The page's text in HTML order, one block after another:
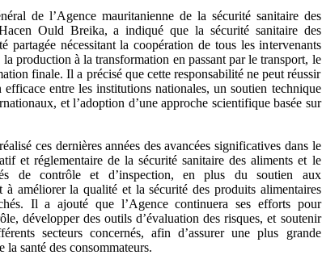
de l’Agence mauritanienne de la sécurité sanitaire des
Ould Breika, a indiqué que la sécurité sanitaire des
partagée nécessitant la coopération de tous les intervenants
production à la transformation en passant par le transport, le
finale. Il a précisé que cette responsabilité ne peut réussir
efficace entre les institutions nationales, un soutien technique
et l’adoption d’une approche scientifique basée sur
ces dernières années des avancées significatives dans le
et réglementaire de la sécurité sanitaire des aliments et le
de contrôle et d’inspection, en plus du soutien aux
à améliorer la qualité et la sécurité des produits alimentaires
Il a ajouté que l’Agence continuera ses efforts pour
développer des outils d’évaluation des risques, et soutenir
secteurs concernés, afin d’assurer une plus grande
santé des consommateurs.